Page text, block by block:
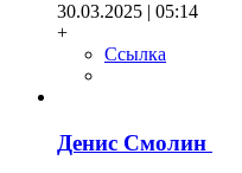
30.03.2025 | 05:14
+
Ссылка
Денис Смолин